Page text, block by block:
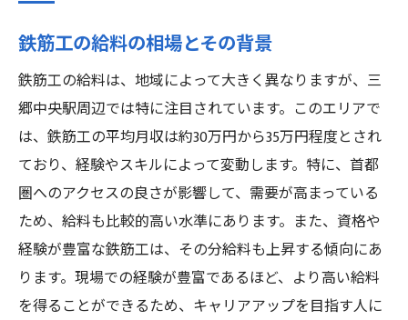
リアパス
三郷中央駅の地域特性とその魅力
鉄筋工としてのキャリアスタートのポイン
ト
長期的なキャリアパスの設計
鉄筋工の仕事のやりがいと挑戦
三郷中央駅エリアでのスキルアップ方法
地域での人脈作りとその効果
三郷中央駅での鉄筋工求人情報と収入のリアル
鉄筋工の給料の相場とその背景
鉄筋工の給料は、地域によって大きく異なりますが、三
郷中央駅周辺では特に注目されています。このエリアで
は、鉄筋工の平均月収は約30万円から35万円程度とされ
ており、経験やスキルによって変動します。特に、首都
圏へのアクセスの良さが影響して、需要が高まっている
ため、給料も比較的高い水準にあります。また、資格や
経験が豊富な鉄筋工は、その分給料も上昇する傾向にあ
ります。現場での経験が豊富であるほど、より高い給料
を得ることができるため、キャリアアップを目指す人に